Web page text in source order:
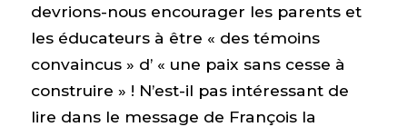
devrions-nous encourager les parents et
les éducateurs à être « des témoins
convaincus » d’ « une paix sans cesse à
construire » ! N’est-il pas intéressant de
lire dans le message de François la